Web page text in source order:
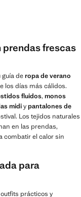
prendas frescas
guía deropa de verano
los días más cálidos.
fluidos, monos
midiypantalones de
Los tejidos naturales
en las prendas,
combatir el calor sin
para
prácticos y